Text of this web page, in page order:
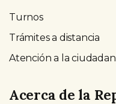
Turnos
Trámites a distancia
Atención a la
Acerca de la